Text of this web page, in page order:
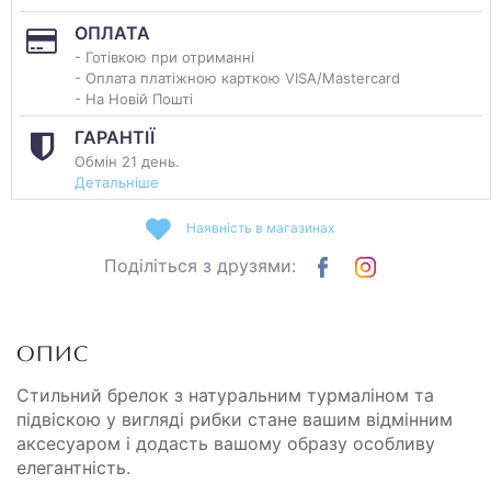
ОПЛАТА
- Готівкою при отриманні
- Оплата платіжною карткою VISA/Mastercard
- На Новій Пошті
ГАРАНТІЇ
Обмін 21 день.
Детальніше
Наявність в магазинах
Поділіться з друзями:
ОПИС
Стильний брелок з натуральним турмаліном та
підвіскою у вигляді рибки стане вашим відмінним
аксесуаром і додасть вашому образу особливу
елегантність.